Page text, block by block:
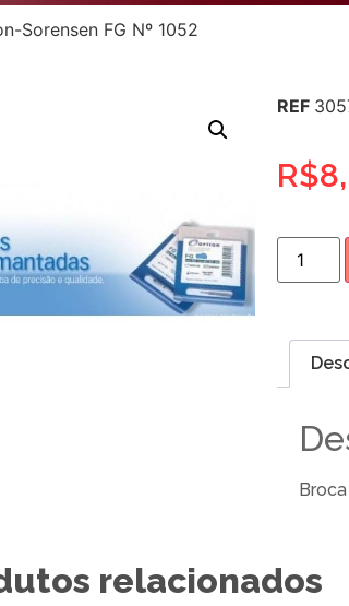
Sorensen FG Nº 1052
REF
R$
relacionados